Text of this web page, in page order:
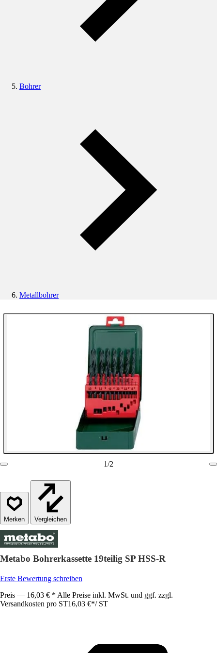
Bohrer
Metallbohrer
1/2
Vergleichen
Metabo Bohrerkassette 19teilig SP HSS-R
Erste Bewertung schreiben
Preis — 16,03 € * Alle Preise inkl. MwSt. und ggf. zzgl.
Versandkosten pro ST16,03 €*/ ST